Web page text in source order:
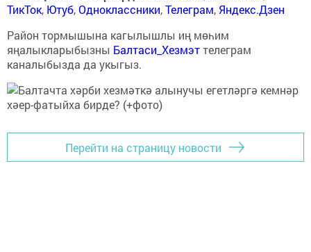
ТикТок, Ютуб,Одноклассники,Телеграм, Яндекс.Дзен
Район тормышына кагылышлы иң мөһим
яңалыкларыбызны Балтаси_Хезмэттелеграм
каналыбызда да укыгыз.
Перейти на страницу новости